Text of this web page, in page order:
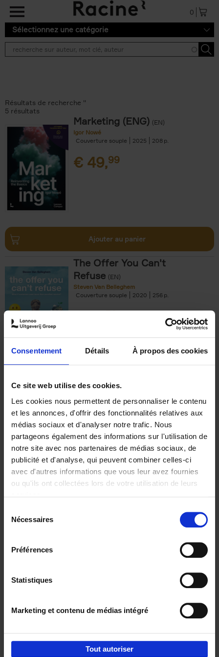
Consentement Détails À propos des cookies
Ce site web utilise des cookies.
Les cookies nous permettent de personnaliser le contenu
et les annonces, d'offrir des fonctionnalités relatives aux
médias sociaux et d'analyser notre trafic. Nous
partageons également des informations sur l'utilisation de
notre site avec nos partenaires de médias sociaux, de
publicité et d'analyse, qui peuvent combiner celles-ci
avec d'autres informations que vous leur avez fournies
ou qu'ils ont collectées lors de votre utilisation de leurs
Nécessaires
Préférences
Statistiques
Marketing et contenu de médias intégré
Tout autoriser
Aller au contenu principal
0
Sélectionnez une catégorie
Résultats de recherche ''
5 résultats
Marketing (ENG) (EN)
Igor Nowé
Couverture souple
2025 208
€ 49,99
Ajouter au panier
The Offer You Can't
Refuse (EN)
Steven Van Belleghem
Couverture souple
2020 256
€37,50
Building Bonds = Building
Business
Jochen Roef Jozefien De Feyter
Carolien Boom
Couverture souple
2025 200
€29,99
Digital marketing like a PRO -
completely revised edition (EN)